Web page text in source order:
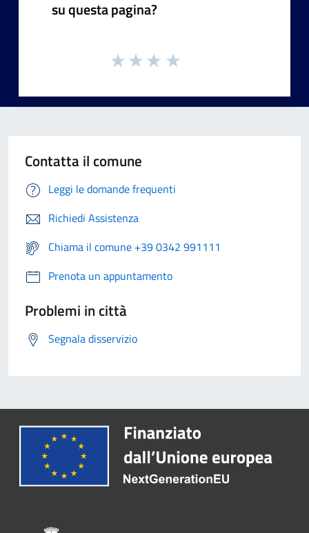
su questa pagina?
Contatta il comune
Leggi le domande frequenti
Richiedi Assistenza
Chiama il comune +39 0342 991111
Prenota un appuntamento
Problemi in città
Segnala disservizio